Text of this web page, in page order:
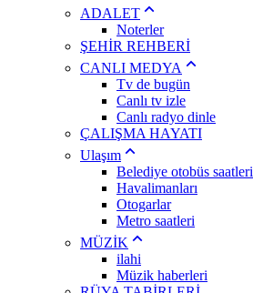
ADALET
Noterler
ŞEHİR REHBERİ
CANLI MEDYA
Tv de bugün
Canlı tv izle
Canlı radyo dinle
ÇALIŞMA HAYATI
Ulaşım
Belediye otobüs saatleri
Havalimanları
Otogarlar
Metro saatleri
MÜZİK
ilahi
Müzik haberleri